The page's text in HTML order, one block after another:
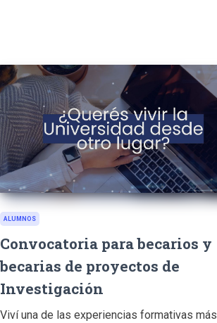
ALUMNOS
Convocatoria para becarios y
becarias de proyectos de
Investigación
Viví una de las experiencias formativas más